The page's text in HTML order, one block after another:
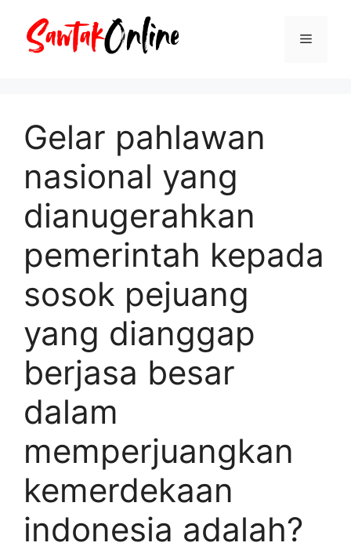
Menu
Gelar pahlawan
nasional yang
dianugerahkan
pemerintah kepada
sosok pejuang
yang dianggap
berjasa besar
dalam
memperjuangkan
kemerdekaan
indonesia adalah?